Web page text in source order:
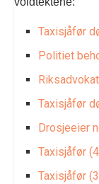
Taxisjåfør
Politiet
Taxisjåfør
Drosjeeier
Taxisjåfør
Taxisjåfør